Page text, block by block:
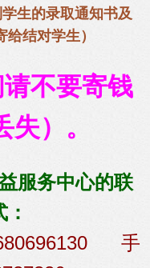
学生的录取通知书及
结对学生）
请不要寄钱
）。
服务中心的联
手